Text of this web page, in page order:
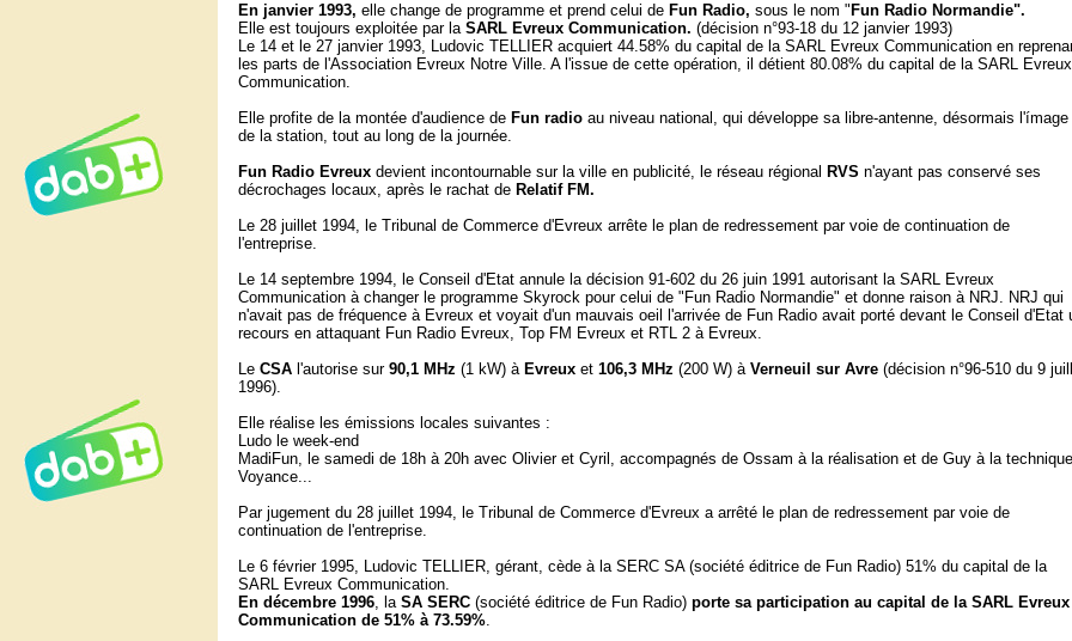
En janvier 1993, elle change de programme et prend celui de Fun Radio, sous le nom " Fun Radio Normandie".
Elle est toujours exploitée par laSARL Evreux Communication. (décision n°93-18 du 12 janvier 1993)
Le 14 et le 27 janvier 1993, Ludovic TELLIER acquiert 44.58% du capital de la SARL Evreux Communication en
les parts de l'Association Evreux Notre Ville. A l'issue de cette opération, il détient 80.08% du capital de la SARL Evreux
Communication.
Elle profite de la montée d'audience de Fun radio au niveau national, qui développe sa libre-antenne, désormais l'ímage
de la station, tout au long de la journée.
Fun Radio Evreux devient incontournable sur la ville en publicité, le réseau régional RVS n'ayant pas conservé ses
décrochages locaux, après le rachat de Relatif FM.
Le 28 juillet 1994, le Tribunal de Commerce d'Evreux arrête le plan de redressement par voie de continuation de
l'entreprise.
Le 14 septembre 1994, le Conseil d'Etat annule la décision 91-602 du 26 juin 1991 autorisant la SARL Evreux
Communication à changer le programme Skyrock pour celui de "Fun Radio Normandie" et donne raison à NRJ. NRJ qui
n'avait pas de fréquence à Evreux et voyait d'un mauvais oeil l'arrivée de Fun Radio avait porté devant le Conseil d'Etat
recours en attaquant Fun Radio Evreux, Top FM Evreux et RTL 2 à Evreux.
Le CSA l'autorise sur 90,1 MHz (1 kW) à Evreux et 106,3 MHz (200 W) àVerneuil sur Avre (décision n°96-510 du 9
1996).
Elle réalise les émissions locales suivantes :
Ludo le week-end
MadiFun, le samedi de 18h à 20h avec Olivier et Cyril, accompagnés de Ossam à la réalisation et de Guy à la technique
Voyance...
Par jugement du 28 juillet 1994, le Tribunal de Commerce d'Evreux a arrêté le plan de redressement par voie de
continuation de l'entreprise.
Le 6 février 1995, Ludovic TELLIER, gérant, cède à la SERC SA (société éditrice de Fun Radio) 51% du capital de la
SARL Evreux Communication.
En décembre 1996, la SA SERC (société éditrice de Fun Radio) porte sa participation au capital de la SARL Evreux
Communication de 51% à 73.59%.